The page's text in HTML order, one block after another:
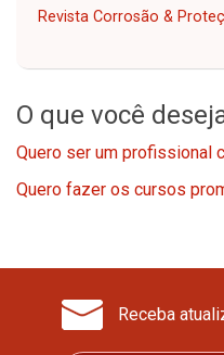
Revista Corrosão &
O que você
Quero ser um profissional
Quero fazer os cursos
Receba